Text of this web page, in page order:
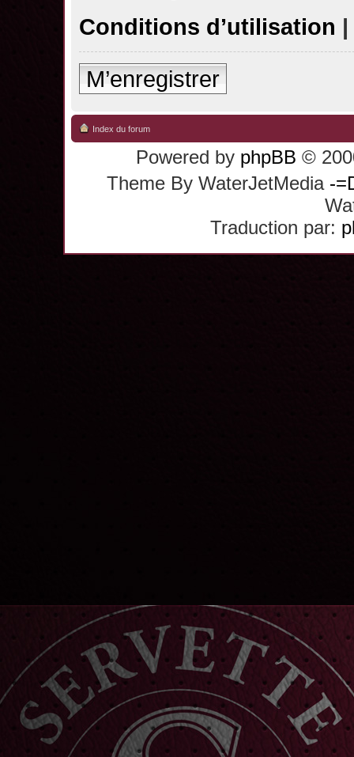
Conditions d’utilisation |
M’enregistrer
Index du forum
Powered by phpBB ©
Theme By WaterJetMedia -
Traduction par: